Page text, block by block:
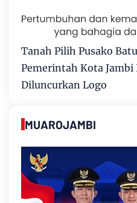
Tanah Pilih Pusako
Pemerintah Kota Jambi
Diluncurkan Logo
MUAROJAMBI